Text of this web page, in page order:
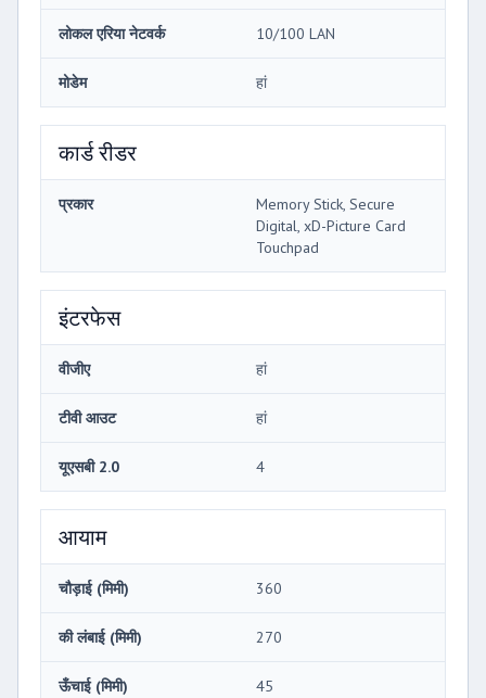
लोकल एरिया नेटवर्क 10/100 LAN
मोडेम हां
कार्ड रीडर
प्रकार
Memory Stick, Secure
Digital, xD-Picture Card
Touchpad
इंटरफेस
वीजीए हां
टीवी आउट हां
यूएसबी 2.0 4
आयाम
चौड़ाई (मिमी) 360
की लंबाई (मिमी) 270
ऊँचाई (मिमी) 45